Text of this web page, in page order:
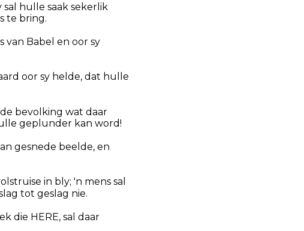
sal hulle saak sekerlik
te bring.
van Babel en oor sy
oor sy helde, dat hulle
bevolking wat daar
geplunder kan word!
gesnede beelde, en
in bly; 'n mens sal
tot geslag nie.
die HERE, sal daar